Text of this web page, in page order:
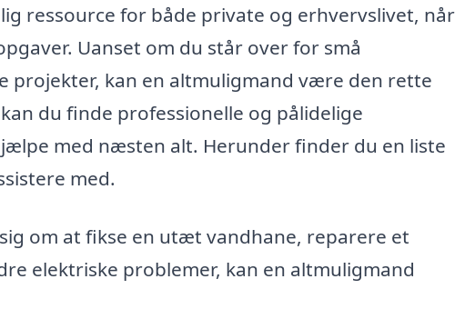
ressource for både private og erhvervslivet, når
Uanset om du står over for små
projekter, kan en altmuligmand være den rette
du finde professionelle og pålidelige
med næsten alt. Herunder finder du en liste
med.
om at fikse en utæt vandhane, reparere et
elektriske problemer, kan en altmuligmand